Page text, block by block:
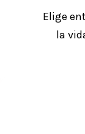
Elige
la